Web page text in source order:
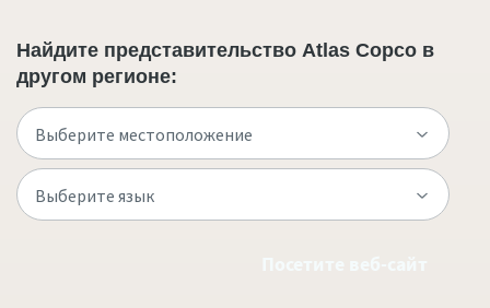
Найдите представительство Atlas Copco в
другом регионе: